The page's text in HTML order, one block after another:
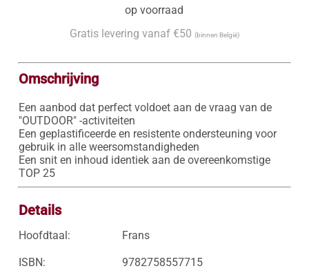
op voorraad
Gratis levering vanaf €50 (binnen België)
Omschrijving
Een aanbod dat perfect voldoet aan de vraag van de
"OUTDOOR" -activiteiten
Een geplastificeerde en resistente ondersteuning voor
gebruik in alle weersomstandigheden
Een snit en inhoud identiek aan de overeenkomstige
TOP 25
Details
Hoofdtaal: Frans
ISBN: 9782758557715